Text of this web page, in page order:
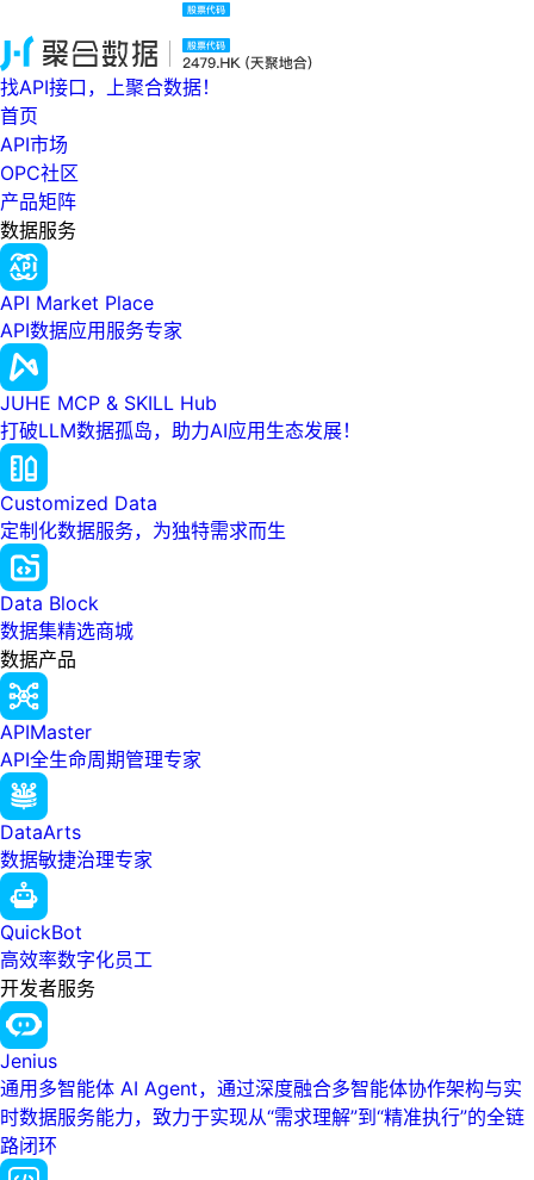
找API接口，上聚合数据！
首页
API市场
OPC社区
产品矩阵
数据服务
API Market Place
API数据应用服务专家
JUHE MCP & SKILL Hub
打破LLM数据孤岛，助力AI应用生态发展！
Customized Data
定制化数据服务，为独特需求而生
Data Block
数据集精选商城
数据产品
APIMaster
API全生命周期管理专家
DataArts
数据敏捷治理专家
QuickBot
高效率数字化员工
开发者服务
Jenius
通用多智能体 AI Agent，通过深度融合多智能体协作架构与实
时数据服务能力，致力于实现从“需求理解”到“精准执行”的全链
路闭环